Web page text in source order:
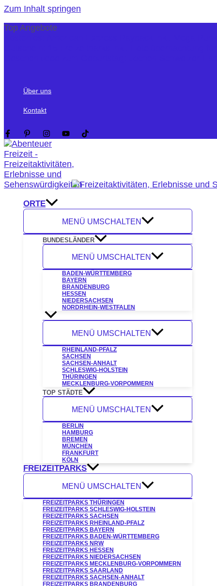
Zum Inhalt springen
Top Angebote
Über uns
Kontakt
ORTE
MENÜ UMSCHALTEN
BUNDESLÄNDER
MENÜ UMSCHALTEN
BADEN-WÜRTTEMBERG
BAYERN
BRANDENBURG
HESSEN
NIEDERSACHSEN
NORDRHEIN-WESTFALEN
MENÜ UMSCHALTEN
RHEINLAND-PFALZ
SACHSEN
SACHSEN-ANHALT
SCHLESWIG-HOLSTEIN
THÜRINGEN
MECKLENBURG-VORPOMMERN
TOP STÄDTE
MENÜ UMSCHALTEN
BERLIN
HAMBURG
BREMEN
MÜNCHEN
FRANKFURT
KÖLN
FREIZEITPARKS
MENÜ UMSCHALTEN
FREIZEITPARKS THÜRINGEN
FREIZEITPARKS SCHLESWIG-HOLSTEIN
FREIZEITPARKS SACHSEN
FREIZEITPARKS RHEINLAND-PFALZ
FREIZEITPARKS BAYERN
FREIZEITPARKS BADEN-WÜRTTEMBERG
FREIZEITPARKS NRW
FREIZEITPARKS HESSEN
FREIZEITPARKS NIEDERSACHSEN
FREIZEITPARKS MECKLENBURG-VORPOMMERN
FREIZEITPARKS SAARLAND
FREIZEITPARKS SACHSEN-ANHALT
FREIZEITPARKS BRANDENBURG